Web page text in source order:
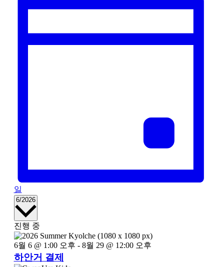
일
6/2026 날
를
선
택
합
니
진행 중
6월 6 @ 1:00 오후 - 8월 29 @ 12:00 오후
하안거 결제